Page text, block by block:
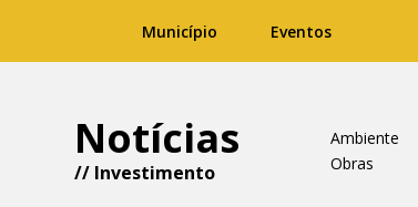
Município Eventos
Notícias
// Investimento
Ambiente
Obras